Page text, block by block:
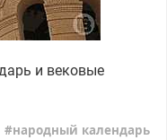
и вековые
народный календарь